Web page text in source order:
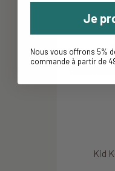
Kid
Je
Nous vous offrons 5%
commande à partir de